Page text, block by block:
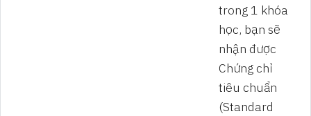
trong 1 khóa
học, bạn sẽ
nhận được
Chứng chỉ
tiêu chuẩn
(Standard